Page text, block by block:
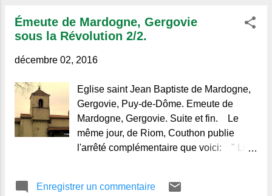
Émeute de Mardogne, Gergovie
sous la Révolution 2/2.
décembre 02, 2016
Eglise saint Jean Baptiste de Mardogne,
Gergovie, Puy-de-Dôme. Emeute de
Mardogne, Gergovie. Suite et fin. Le
même jour, de Riom, Couthon publie
l'arrêté complémentaire que voici: " Les
" Ordonnent que le Tribunal criminel du
Enregistrer un commentaire